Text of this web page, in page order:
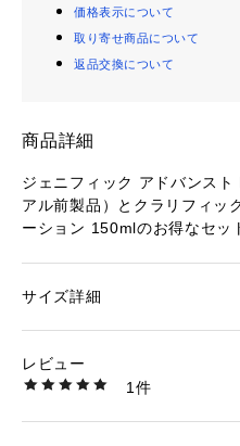
価格表示について
取り寄せ商品について
返品交換について
商品詳細
ジェニフィック アドバンス
アル前製品）とクラリフィッ
ーション 150mlのお得なセッ
美肌菌*1の未来を切り拓く。
容液「ジェニフィック」。
日本のために特別に開発され
性別：レディース
商品番号：
0300003100029 （ショップ）
サイズ詳細
レビュー
1件